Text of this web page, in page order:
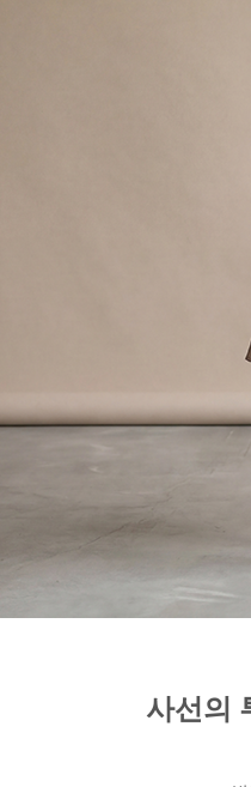
사선의